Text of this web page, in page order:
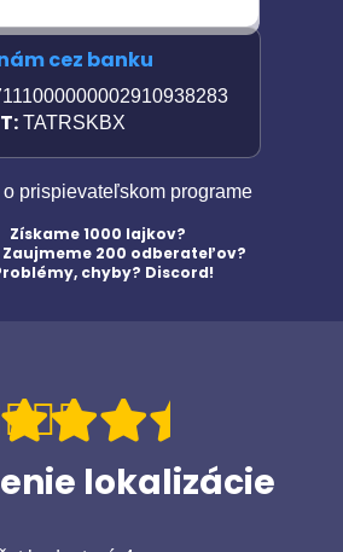
cez banku
TATRSKBX
prispievateľskom programe
Získame 1000 lajkov?
Zaujmeme 200 odberateľov?
chyby? Discord!
lokalizácie